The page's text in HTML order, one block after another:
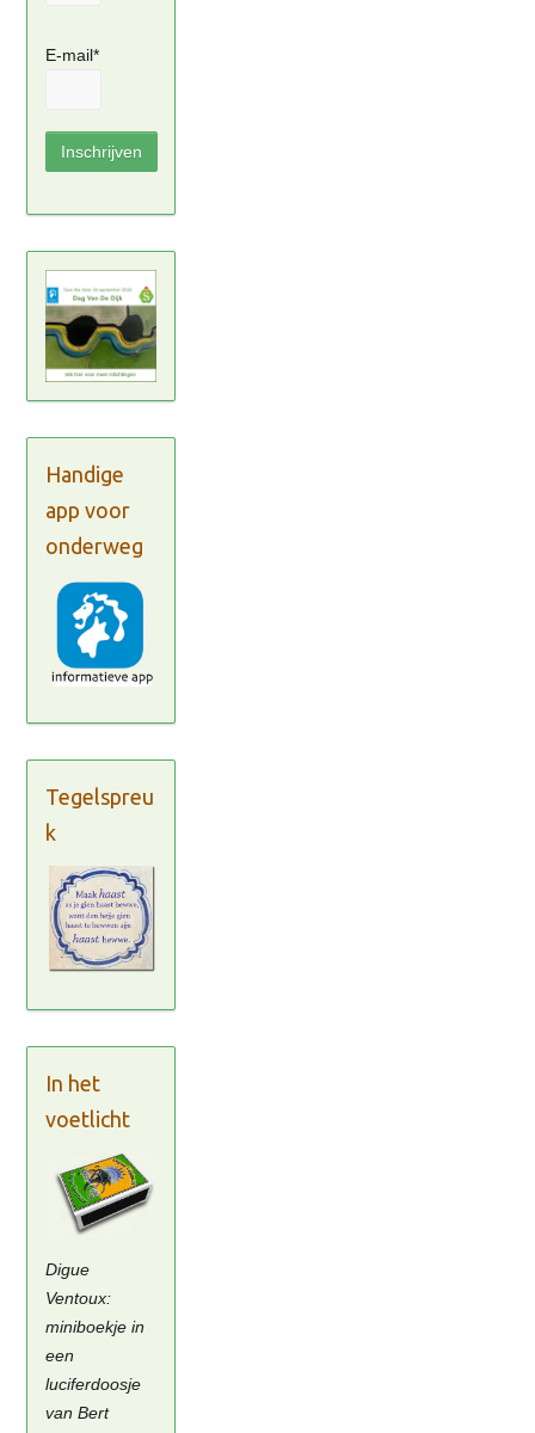
E-mail*
Handige
app voor
onderweg
Tegelspreu
k
In het
voetlicht
Digue
Ventoux:
miniboekje in
een
luciferdoosje
van Bert